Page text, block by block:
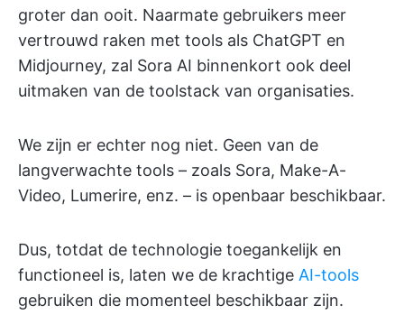
groter dan ooit. Naarmate gebruikers meer
vertrouwd raken met tools als ChatGPT en
Midjourney, zal Sora AI binnenkort ook deel
uitmaken van de toolstack van organisaties.
We zijn er echter nog niet. Geen van de
langverwachte tools – zoals Sora, Make-A-
Video, Lumerire, enz. – is openbaar beschikbaar.
Dus, totdat de technologie toegankelijk en
functioneel is, laten we de krachtige AI-tools
gebruiken die momenteel beschikbaar zijn.